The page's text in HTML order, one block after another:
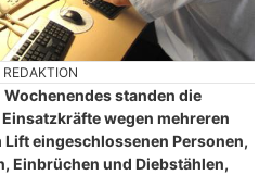
standen die
wegen mehreren
eingeschlossenen Personen,
Einbrüchen und Diebstählen,